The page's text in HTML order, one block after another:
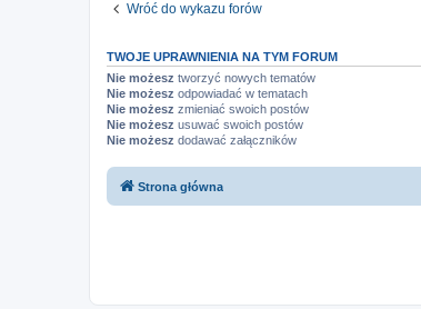
Wróć do wykazu forów
TWOJE UPRAWNIENIA NA TYM FORUM
Nie możesz tworzyć nowych tematów
Nie możesz odpowiadać w tematach
Nie możesz zmieniać swoich postów
Nie możesz usuwać swoich postów
Nie możesz dodawać załączników
Strona główna